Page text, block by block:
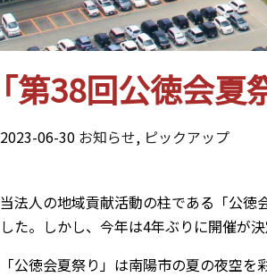
「第38回公徳会
2023-06-30 お知らせ, ピックアップ
当法人の地域貢献活動の柱である「公
した。しかし、今年は4年ぶりに開催が
「公徳会夏祭り」は南陽市の夏の夜空